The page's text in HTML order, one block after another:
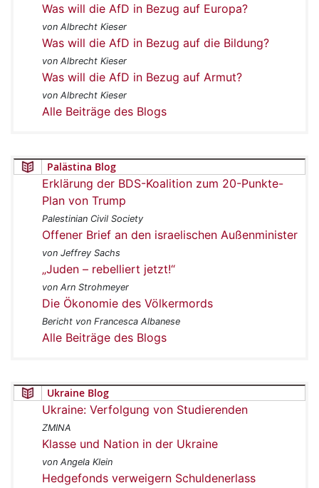
Was will die AfD in Bezug auf Europa?
von Albrecht Kieser
Was will die AfD in Bezug auf die Bildung?
von Albrecht Kieser
Was will die AfD in Bezug auf Armut?
von Albrecht Kieser
Alle Beiträge des Blogs
Palästina Blog
Erklärung der BDS-Koalition zum 20-Punkte-
Plan von Trump
Palestinian Civil Society
Offener Brief an den israelischen Außenminister
von Jeffrey Sachs
„Juden – rebelliert jetzt!“
von Arn Strohmeyer
Die Ökonomie des Völkermords
Bericht von Francesca Albanese
Alle Beiträge des Blogs
Ukraine Blog
Ukraine: Verfolgung von Studierenden
ZMINA
Klasse und Nation in der Ukraine
von Angela Klein
Hedgefonds verweigern Schuldenerlass